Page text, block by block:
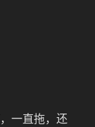
一直拖，还